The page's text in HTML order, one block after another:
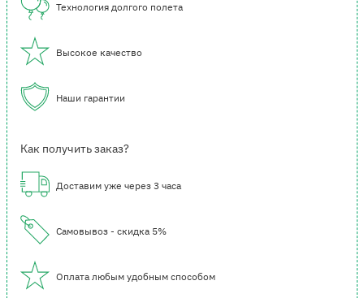
Технология долгого полета
Высокое качество
Наши гарантии
Как получить заказ?
Доставим уже через 3 часа
Самовывоз - скидка 5%
Оплата любым удобным способом